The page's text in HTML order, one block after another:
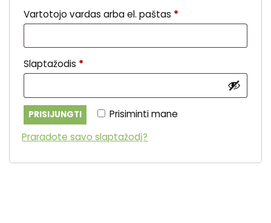
Vartotojo vardas arba el. paštas *
Slaptažodis *
Prisiminti mane
PRISIJUNGTI
Praradote savo slaptažodį?